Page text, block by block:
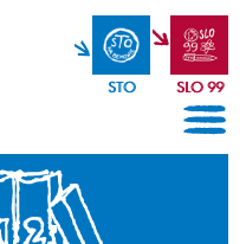
STO SLO 99